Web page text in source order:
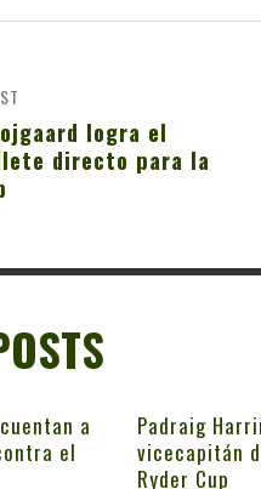
logra el
directo para la
a
el
Padraig
vicecapitán
Ryder Cup